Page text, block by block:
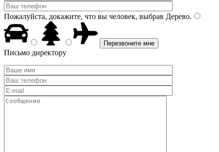
Пожалуйста, докажите, что вы человек, выбрав Дерево.
Письмо директору